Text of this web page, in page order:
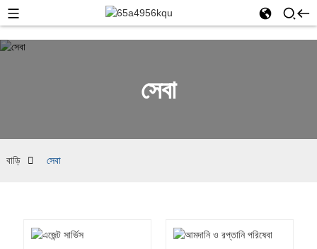
সেবা
বাড়ি সেবা